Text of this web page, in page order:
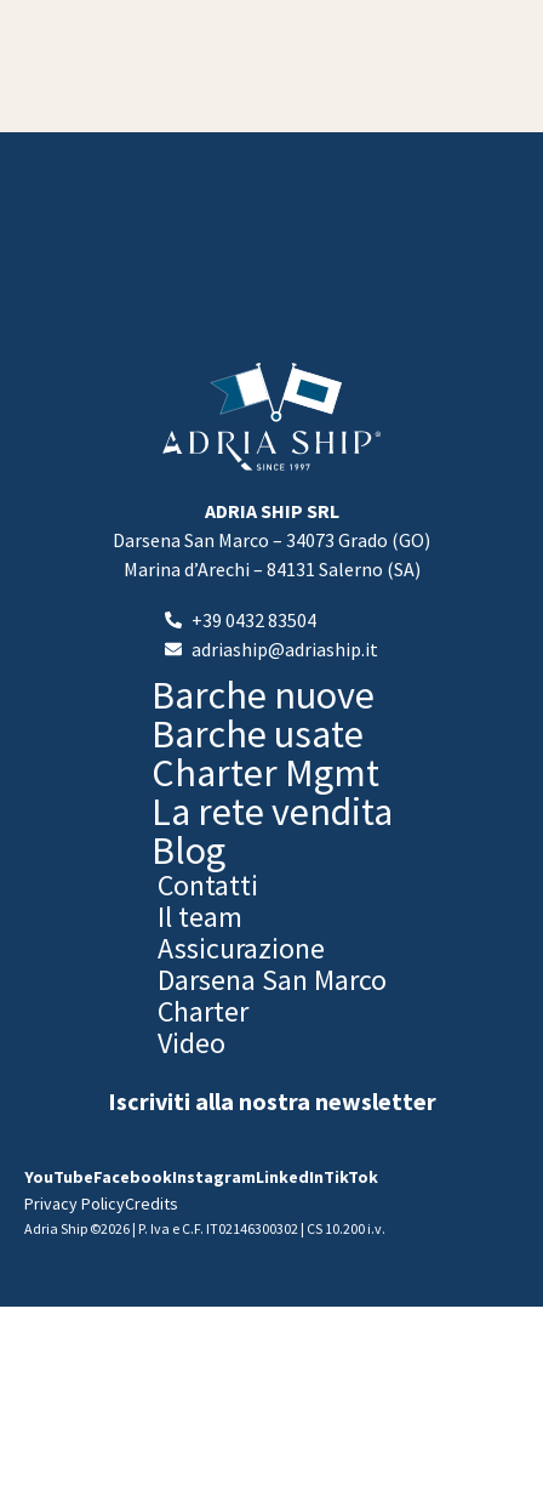
ADRIA SHIP SRL
Darsena San Marco – 34073 Grado (GO)
Marina d’Arechi – 84131 Salerno (SA)
+39 0432 83504
adriaship@adriaship.it
Barche nuove
Barche usate
Charter Mgmt
La rete vendita
Blog
Contatti
Il team
Assicurazione
Darsena San Marco
Charter
Video
Iscriviti alla nostra newsletter
Adria Ship ©2026 | P. Iva e C.F. IT02146300302 | CS 10.200 i.v.
Privacy PolicyCredits
YouTubeFacebookInstagramLinkedInTikTok